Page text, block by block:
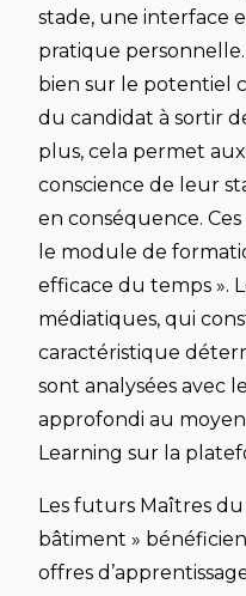
stade, une interface
pratique personnelle.
bien sur le potentiel
du candidat à sortir
plus, cela permet
conscience de leur
en conséquence.
le module de
efficace du temps ».
médiatiques, qui
caractéristique
sont analysées avec
approfondi au
Learning sur la
Les futurs Maîtres
bâtiment »
offres